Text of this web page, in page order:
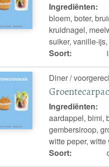
Ingrediënten:
bloem, boter,
kruidnagel,
suiker, vanille-
Soort:
Diner /
Ingrediënten:
aardappel, bimi,
gembersiroop,
witte peper,
Soort: